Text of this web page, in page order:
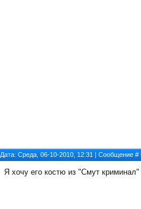
Дата: Среда, 06-10-2010, 12:31 | Сообщение #
Я хочу его костю из "Смут криминал"